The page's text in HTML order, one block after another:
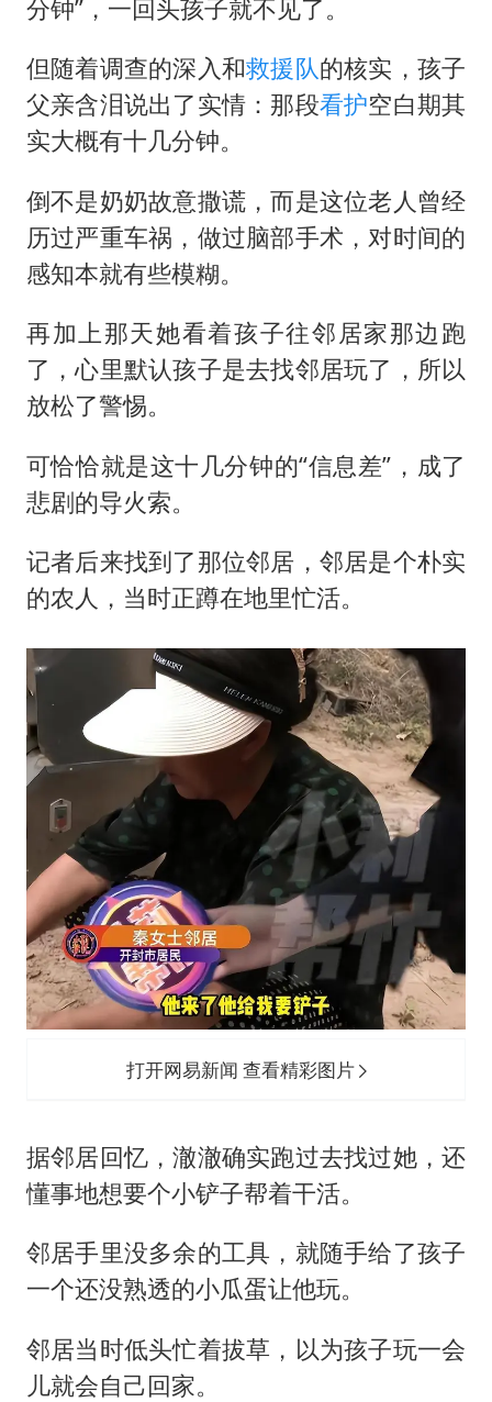
分钟”，一回头孩子就不见了。
但随着调查的深入和救援队的核实，孩子
父亲含泪说出了实情：那段看护空白期其
实大概有十几分钟。
倒不是奶奶故意撒谎，而是这位老人曾经
历过严重车祸，做过脑部手术，对时间的
感知本就有些模糊。
再加上那天她看着孩子往邻居家那边跑
了，心里默认孩子是去找邻居玩了，所以
放松了警惕。
可恰恰就是这十几分钟的“信息差”，成了
悲剧的导火索。
记者后来找到了那位邻居，邻居是个朴实
的农人，当时正蹲在地里忙活。
打开网易新闻 查看精彩图片
据邻居回忆，澈澈确实跑过去找过她，还
懂事地想要个小铲子帮着干活。
邻居手里没多余的工具，就随手给了孩子
一个还没熟透的小瓜蛋让他玩。
邻居当时低头忙着拔草，以为孩子玩一会
儿就会自己回家。